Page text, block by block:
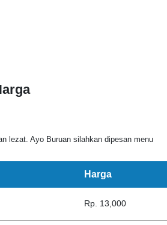
lezat. Ayo Buruan silahkan dipesan menu
Harga
Rp. 13,000